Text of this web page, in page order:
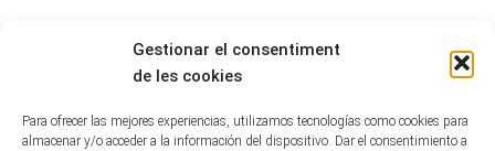
Gestionar el consentiment
de les cookies
Para ofrecer las mejores experiencias, utilizamos tecnologías como cookies para
almacenar y/o acceder a la información del dispositivo. Dar el consentimiento a